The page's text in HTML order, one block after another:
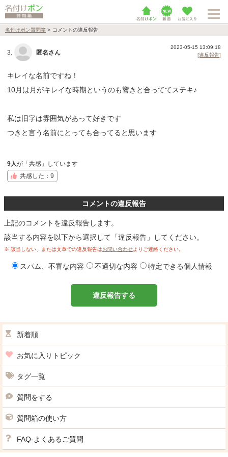
名付けポン質問箱 > コメントの違反報告
3. 匿名さん
2023-05-15 13:09:18
[違反報告]
キレイな名前ですね！
10月は月がキレイな時期というのも響きと合っててステキ♪
私は旧字は雰囲気があって好きです
つきと言う名前にとっても合ってると思います
9人が「共感」しています
共感した：9
コメントの違反報告
上記のコメントを違反報告します。
該当する内容を以下から選択して「違反報告」してください。
※ 該当しない、または文章での違反報告はお問い合わせよりご連絡ください。
スパム、不審な内容 不適切な内容 特定できる個人情報
違反報告する
新着順
お気に入りトピック
タグ一覧
質問をする
質問箱の使い方
FAQ-よくあるご質問